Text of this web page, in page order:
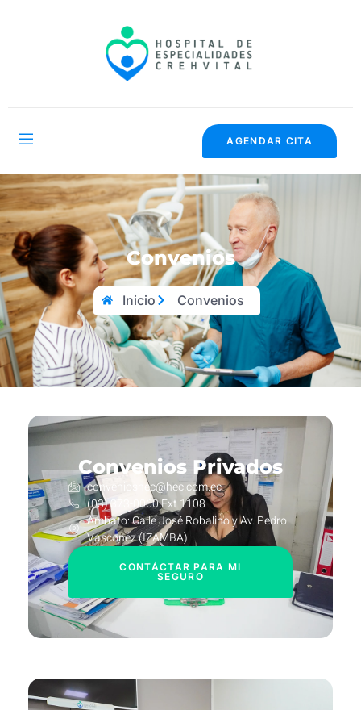
AGENDAR CITA
Convenios
Inicio Convenios
Convenios Privados
convenioshec@hec.com.ec
(03) 373-0060 Ext 1108
Ambato: Calle José Robalino y Av. Pedro
Vásconez (IZAMBA)
CONTÁCTAR PARA MI
SEGURO